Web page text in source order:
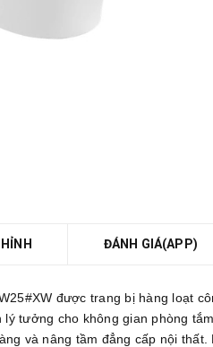
ĐÁNH GIÁ(APP)
được trang bị hàng loạt
lý tưởng cho không gian phòng
và nâng tầm đẳng cấp nội